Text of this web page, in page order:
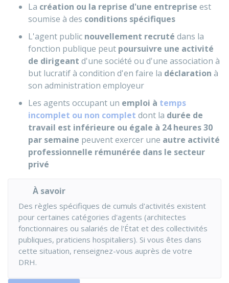
La création ou la reprise d'une entreprise est
soumise à des conditions spécifiques
L'agent public nouvellement recruté dans la
fonction publique peut poursuivre une activité
de dirigeant d'une société ou d'une association à
but lucratif à condition d'en faire la déclaration à
son administration employeur
Les agents occupant un emploi à temps
incomplet ou non complet dont la durée de
travail est inférieure ou égale à 24 heures 30
par semaine peuvent exercer une autre activité
professionnelle rémunérée dans le secteur
privé
À savoir
Des règles spécifiques de cumuls d'activités existent
pour certaines catégories d'agents (architectes
fonctionnaires ou salariés de l'État et des collectivités
publiques, praticiens hospitaliers). Si vous êtes dans
cette situation, renseignez-vous auprès de votre
DRH.